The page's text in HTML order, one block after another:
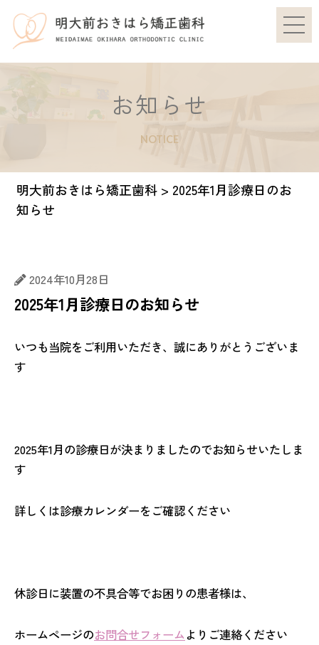
お知らせ
NOTICE
明大前おきはら矯正歯科> 2025年1月診療日のお
知らせ
2024年10月28日
2025年1月診療日のお知らせ
いつも当院をご利用いただき、誠にありがとうございま
す
2025年1月の診療日が決まりましたのでお知らせいたしま
す
詳しくは診療カレンダーをご確認ください
休診日に装置の不具合等でお困りの患者様は、
ホームページのお問合せフォームよりご連絡ください